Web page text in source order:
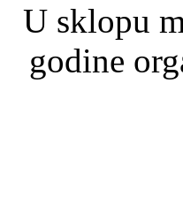
U sklopu
godine